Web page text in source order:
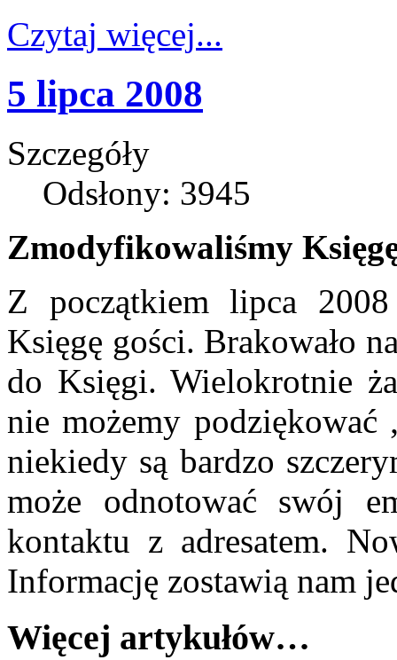
Czytaj więcej...
5 lipca 2008
Szczegóły
Odsłony: 3945
Zmodyfikowaliśmy
Z początkiem lipca
Księgę gości. Brakowało
do Księgi. Wielokrotnie
nie możemy podziękować
niekiedy są bardzo
może odnotować swój
kontaktu z adresatem.
Informację zostawią nam
Więcej artykułów…